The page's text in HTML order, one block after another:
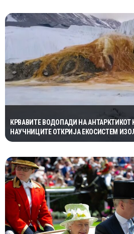
КРВАВИТЕ ВОДОПАДИ НА АНТАРКТИКОТ
НАУЧНИЦИТЕ ОТКРИЈА ЕКОСИСТЕМ
МИЛИОНИ ГОДИНИ